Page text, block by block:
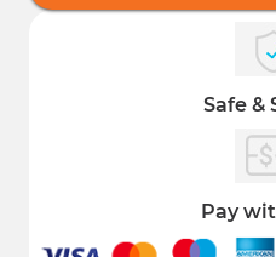
Safe &
Pay